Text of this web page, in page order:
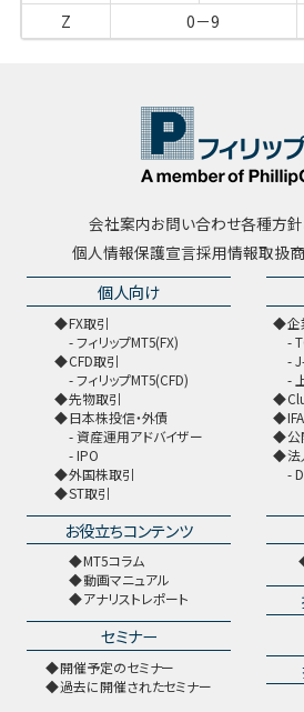
Z
0－9
会社案内お問い合わせ各種方
個人情報保護宣言採用情報取扱
個人向け
FX取引
フィリップMT5(FX)
CFD取引
フィリップMT5(CFD)
先物取引
日本株投信・外債
資産運用アドバイザー
IPO
外国株取引
ST取引
企
公
法
お役立ちコンテンツ
MT5コラム
動画マニュアル
アナリストレポート
セミナー
開催予定のセミナー
過去に開催されたセミナー